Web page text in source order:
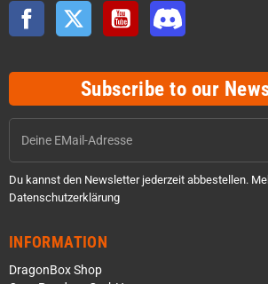
Facebook Twitter YouTube
Subscribe to our
Du kannst den Newsletter jederzeit abbestellen.
Datenschutzerklärung
INFORMATION
DragonBox Shop